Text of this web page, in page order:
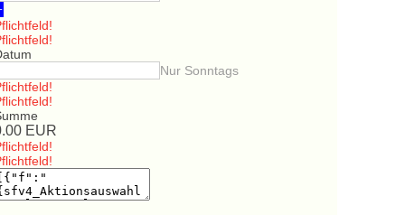
Nur Sonntags
EUR